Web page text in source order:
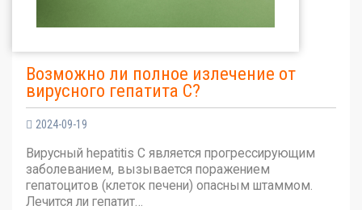
Возможно ли полное излечение от
вирусного гепатита С?
2024-09-19
Вирусный hepatitis C является прогрессирующим
заболеванием, вызывается поражением
гепатоцитов (клеток печени) опасным штаммом.
Лечится ли гепатит…